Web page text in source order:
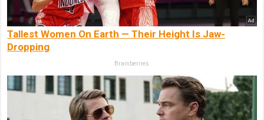
Tallest Women On Earth — Their Height Is Jaw-
Dropping
Brainberries